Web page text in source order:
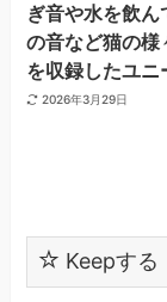
ぎ音や水を飲ん
の音など猫の様
を収録したユニ
2026年3月29日
Keepする